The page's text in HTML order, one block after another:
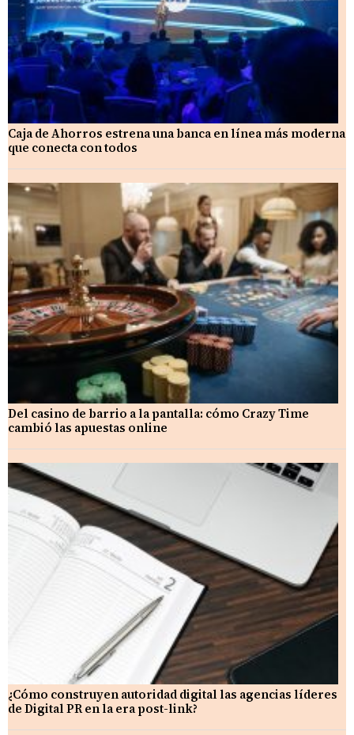
Caja de Ahorros estrena una banca en línea más moderna
que conecta con todos
Del casino de barrio a la pantalla: cómo Crazy Time
cambió las apuestas online
¿Cómo construyen autoridad digital las agencias líderes
de Digital PR en la era post-link?